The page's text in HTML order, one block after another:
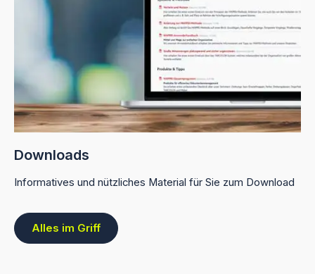
Downloads
Informatives und nützliches Material für Sie zum Download
Alles im Griff